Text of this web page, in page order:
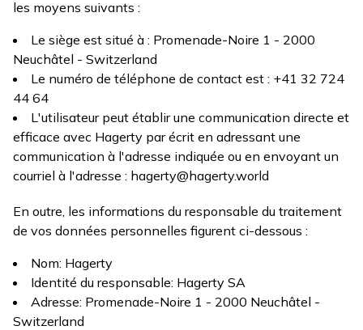
les moyens suivants :
Le siège est situé à : Promenade-Noire 1 - 2000
Neuchâtel - Switzerland
Le numéro de téléphone de contact est : +41 32 724
44 64
L'utilisateur peut établir une communication directe et
efficace avec Hagerty par écrit en adressant une
communication à l'adresse indiquée ou en envoyant un
courriel à l'adresse : hagerty@hagerty.world
En outre, les informations du responsable du traitement
de vos données personnelles figurent ci-dessous :
Nom: Hagerty
Identité du responsable: Hagerty SA
Adresse: Promenade-Noire 1 - 2000 Neuchâtel -
Switzerland